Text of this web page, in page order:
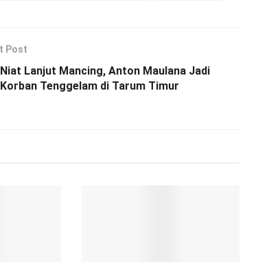
Post
Niat Lanjut Mancing, Anton Maulana Jadi
Korban Tenggelam di Tarum Timur